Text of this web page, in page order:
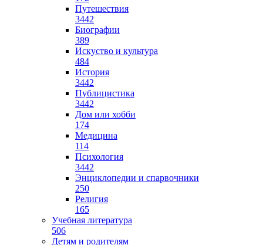
Путешествия
3442
Биографии
389
Искуство и культура
484
История
3442
Публицистика
3442
Дом или хобби
174
Медицина
114
Психология
3442
Энциклопедии и спарвочники
250
Религия
165
Учебная литература
506
Детям и родителям